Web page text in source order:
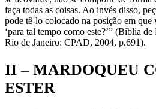
faça todas as coisas. Ao invés disso,
pode tê-lo colocado na posição em que
‘para tal tempo como este?’” (Bíblia
Rio de Janeiro: CPAD, 2004, p.691).
II – MARDOQUEU
ESTER